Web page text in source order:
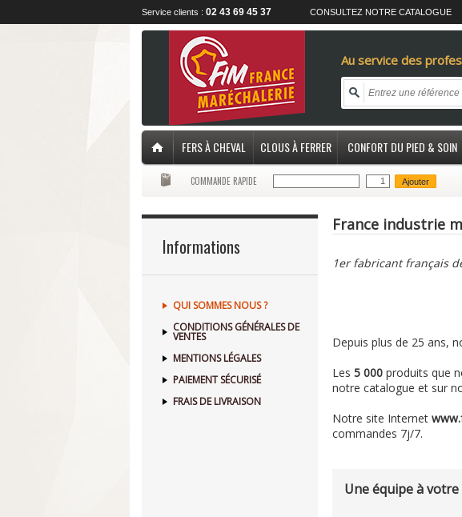
Service clients : 02 43 69 45 37 CONSULTEZ NOTRE CATALOGUE
Au service des
FERS À CHEVAL CLOUS À FERRER CONFORT DU PIED & SOIN
COMMANDE RAPIDE Ajouter
Informations
QUI SOMMES NOUS ?
CONDITIONS GÉNÉRALES DE
VENTES
MENTIONS LÉGALES
PAIEMENT SÉCURISÉ
FRAIS DE LIVRAISON
France industrie
1er fabricant français
Depuis plus de 25 ans,
Les 5 000 produits que
notre catalogue et sur
Notre site Internet
commandes 7j/7.
Une équipe à votre